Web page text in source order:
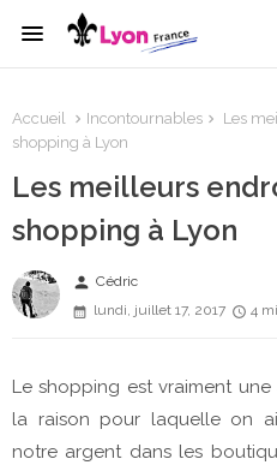
Accueil Incontournables
Les
shopping à Lyon
Les meilleurs
shopping à Lyon
person Cédric
lundi, juillet 17, 2017
4
Le shopping est vraiment
la raison pour laquelle on
notre argent dans les